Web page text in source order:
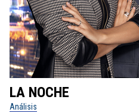
LA NOCHE
Análisis